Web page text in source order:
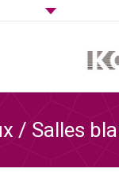
/ Salles